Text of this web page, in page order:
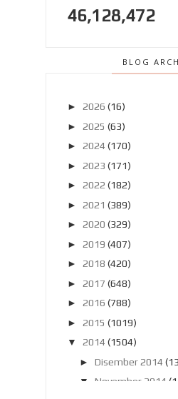
46,128,472
BLOG
► 2026 (16)
► 2025 (63)
► 2024 (170)
► 2023 (171)
► 2022 (182)
► 2021 (389)
► 2020 (329)
► 2019 (407)
► 2018 (420)
► 2017 (648)
► 2016 (788)
► 2015 (1019)
▼
2014 (1504)
► Disember 2014
▼
November 2014